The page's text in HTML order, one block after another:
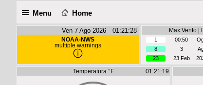
Menu Home
Ven 7 Ago 2026 01:21:28
NOAA-NWS
multiple warnings
Max Vento |
1 00:50
8
3
23
23 Feb
Temperatura °F 01:21:19